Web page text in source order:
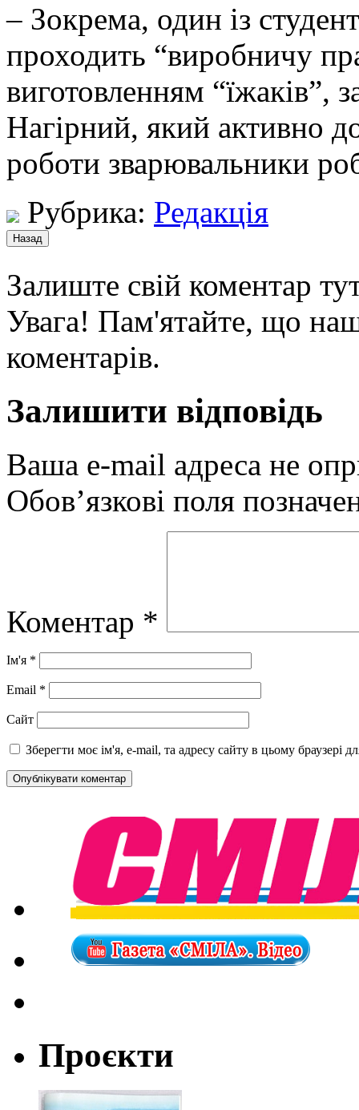
– Зокрема, один із
проходить “виробничу
виготовленням “їжаків”,
Нагірний, який активно
роботи зварювальники
Рубрика: Редакція
Залиште свій коментар
Увага! Пам'ятайте, що
коментарів.
Залишити відповідь
Ваша e-mail адреса не
Обов’язкові поля
Коментар *
Ім'я *
Email *
Сайт
Зберегти моє ім'я, e-mail, та адресу сайту в цьому браузері
Проєкти